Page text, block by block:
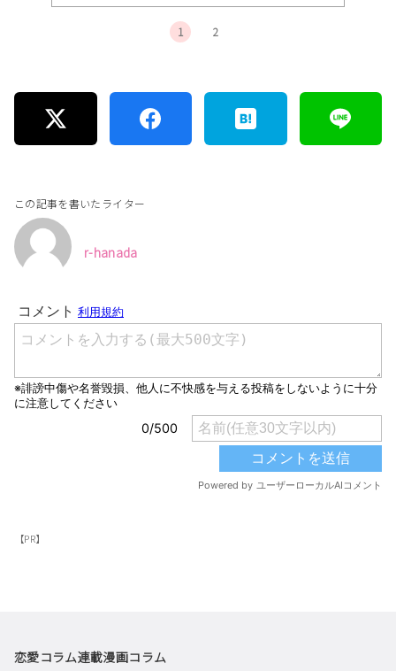
1 2
この記事を書いたライター
r-hanada
【PR】
恋愛コラム連載漫画コラム